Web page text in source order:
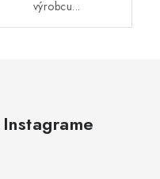
výrobcu...